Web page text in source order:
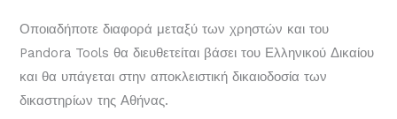
Οποιαδήποτε διαφορά μεταξύ των χρηστών και του
Pandora Tools θα διευθετείται βάσει του Ελληνικού Δικαίου
και θα υπάγεται στην αποκλειστική δικαιοδοσία των
δικαστηρίων της Αθήνας.